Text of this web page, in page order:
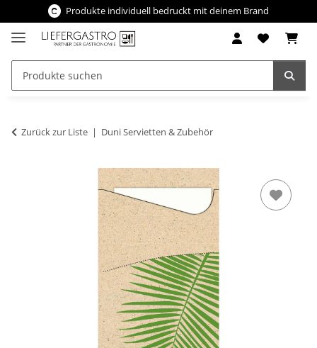
Produkte individuell bedruckt mit deinem Brand
Zurück zur Liste Duni Servietten & Zubehör